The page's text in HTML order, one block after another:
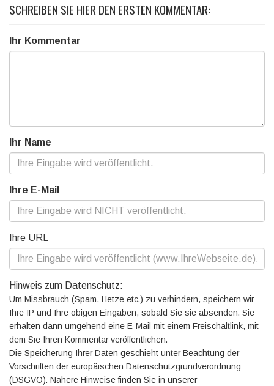
SCHREIBEN SIE HIER DEN ERSTEN KOMMENTAR:
Ihr Kommentar
Ihr Name
Ihre E-Mail
Ihre URL
Hinweis zum Datenschutz:
Um Missbrauch (Spam, Hetze etc.) zu verhindern, speichern wir
Ihre IP und Ihre obigen Eingaben, sobald Sie sie absenden. Sie
erhalten dann umgehend eine E-Mail mit einem Freischaltlink, mit
dem Sie Ihren Kommentar veröffentlichen.
Die Speicherung Ihrer Daten geschieht unter Beachtung der
Vorschriften der europäischen Datenschutzgrundverordnung
(DSGVO). Nähere Hinweise finden Sie in unserer